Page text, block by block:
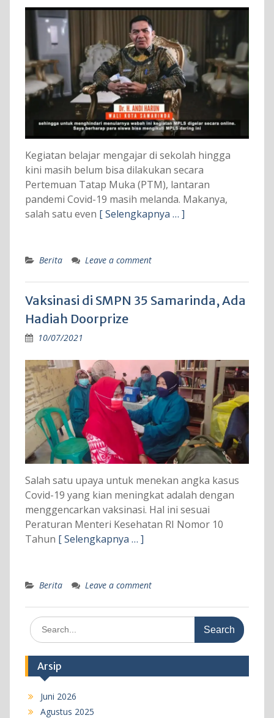
Kegiatan belajar mengajar di sekolah hingga
kini masih belum bisa dilakukan secara
Pertemuan Tatap Muka (PTM), lantaran
pandemi Covid-19 masih melanda. Makanya,
salah satu even [ Selengkapnya … ]
Berita Leave a comment
Vaksinasi di SMPN 35 Samarinda, Ada
Hadiah Doorprize
10/07/2021
Salah satu upaya untuk menekan angka kasus
Covid-19 yang kian meningkat adalah dengan
menggencarkan vaksinasi. Hal ini sesuai
Peraturan Menteri Kesehatan RI Nomor 10
Tahun [ Selengkapnya … ]
Berita Leave a comment
Search
for:
Arsip
Juni 2026
Agustus 2025